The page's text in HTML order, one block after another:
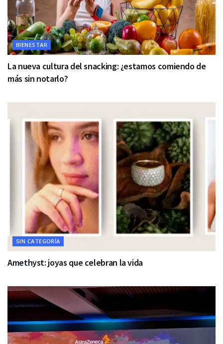
BIENESTAR
La nueva cultura del snacking: ¿estamos comiendo de
más sin notarlo?
SIN CATEGORÍA
Amethyst: joyas que celebran la vida